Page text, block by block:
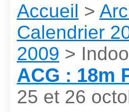
Accueil >
Calendrier
2009 >
ACG : 18m
25 et 26